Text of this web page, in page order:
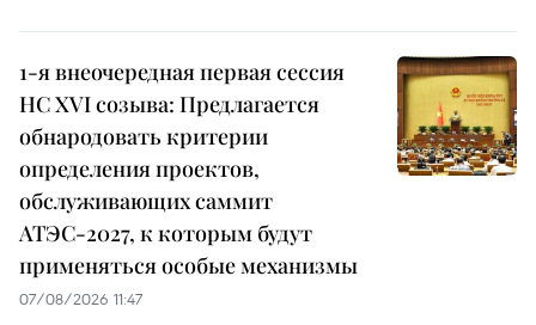
1-я внеочередная первая сессия
НС XVI созыва: Предлагается
обнародовать критерии
определения проектов,
обслуживающих саммит
АТЭС-2027, к которым будут
применяться особые механизмы
07/08/2026 11:47